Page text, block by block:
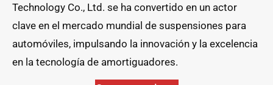
Technology Co., Ltd. se ha convertido en un actor
clave en el mercado mundial de suspensiones para
automóviles, impulsando la innovación y la excelencia
en la tecnología de amortiguadores.